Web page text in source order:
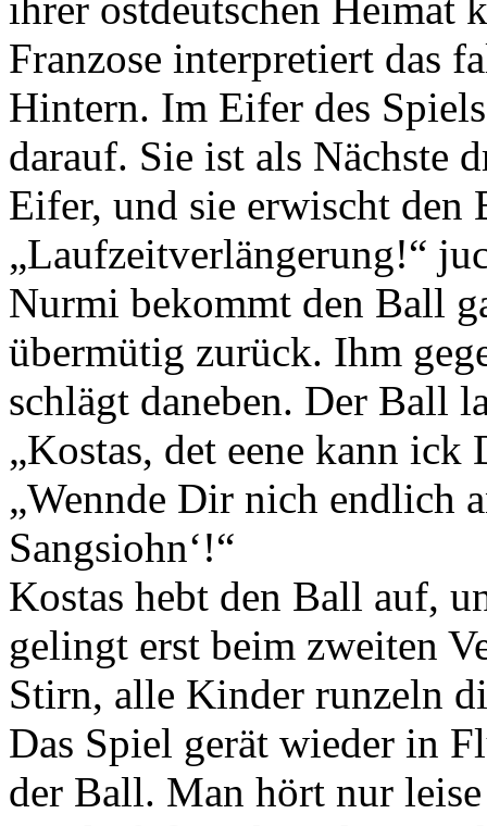
Franzose interpretiert das
Hintern. Im Eifer des
darauf. Sie ist als Nächste
Eifer, und sie erwischt
„Laufzeitverlängerung!“
Nurmi bekommt den Ball
übermütig zurück. Ihm
schlägt daneben. Der Ball
„Kostas, det eene kann
„Wennde Dir nich endlich
Sangsiohn‘!“
Kostas hebt den Ball auf,
gelingt erst beim zweiten
Stirn, alle Kinder runzeln
Das Spiel gerät wieder in
der Ball. Man hört nur